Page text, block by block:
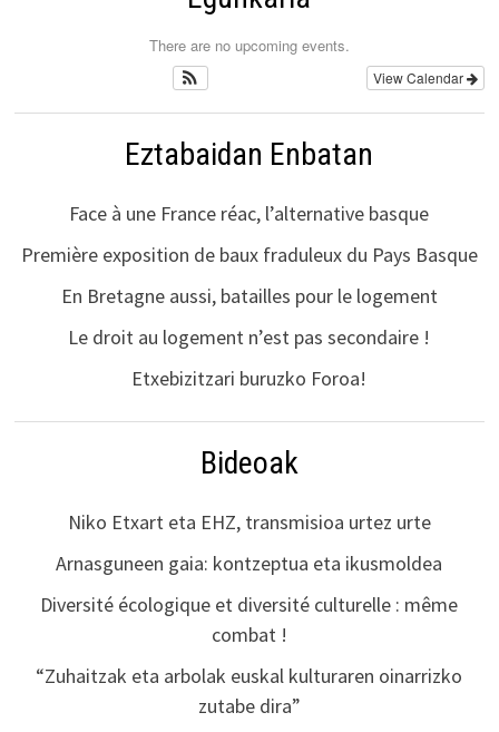
There are no upcoming events.
View Calendar
Eztabaidan Enbatan
Face à une France réac, l’alternative basque
Première exposition de baux fraduleux du Pays Basque
En Bretagne aussi, batailles pour le logement
Le droit au logement n’est pas secondaire !
Etxebizitzari buruzko Foroa!
Bideoak
Niko Etxart eta EHZ, transmisioa urtez urte
Arnasguneen gaia: kontzeptua eta ikusmoldea
Diversité écologique et diversité culturelle : même
combat !
“Zuhaitzak eta arbolak euskal kulturaren oinarrizko
zutabe dira”